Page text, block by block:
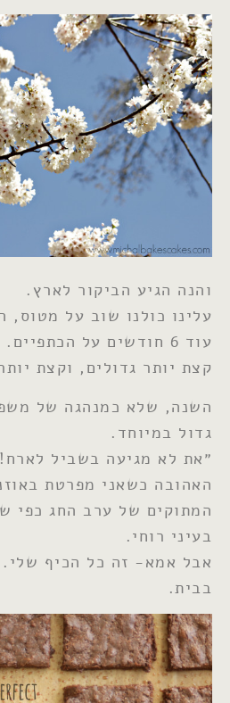
והנה הגיע הביקור לארץ.
עלינו כולנו שוב על
עוד 6 חודשים על הכתפיים.
קצת יותר גדולים, וקצת
השנה, שלא כמנהגה של
גדול במיוחד.
״את לא מגיעה בשביל
האהובה כשאני מפרטת
המתוקים של ערב החג כפי
בעיני רוחי.
אבל אמא- זה כל הכיף שלי.
בבית.